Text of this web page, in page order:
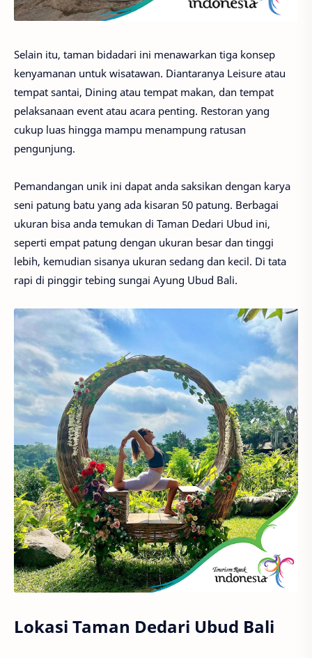
Selain itu, taman bidadari ini menawarkan tiga konsep
kenyamanan untuk wisatawan. Diantaranya Leisure atau
tempat santai, Dining atau tempat makan, dan tempat
pelaksanaan event atau acara penting. Restoran yang
cukup luas hingga mampu menampung ratusan
pengunjung.
Pemandangan unik ini dapat anda saksikan dengan karya
seni patung batu yang ada kisaran 50 patung. Berbagai
ukuran bisa anda temukan di Taman Dedari Ubud ini,
seperti empat patung dengan ukuran besar dan tinggi
lebih, kemudian sisanya ukuran sedang dan kecil. Di tata
rapi di pinggir tebing sungai Ayung Ubud Bali.
Lokasi Taman Dedari Ubud Bali